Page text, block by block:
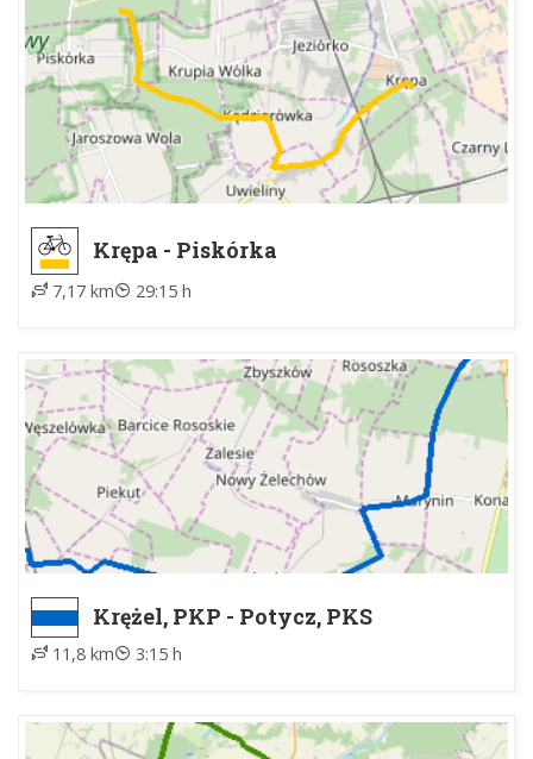
Krępa - Piskórka
7,17 km 29:15 h
Krężel, PKP - Potycz, PKS
11,8 km 3:15 h